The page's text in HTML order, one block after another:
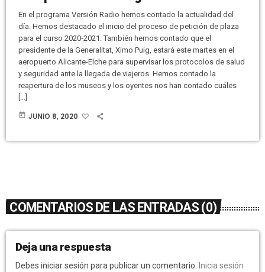
En el programa Versión Radio hemos contado la actualidad del
día. Hemos destacado el inicio del proceso de petición de plaza
para el curso 2020-2021. También hemos contado que el
presidente de la Generalitat, Ximo Puig, estará este martes en el
aeropuerto Alicante-Elche para supervisar los protocolos de salud
y seguridad ante la llegada de viajeros. Hemos contado la
reapertura de los museos y los oyentes nos han contado cuáles
[…]
today JUNIO 8, 2020
COMENTARIOS DE LAS ENTRADAS (0)
Deja una respuesta
Debes iniciar sesión para publicar un comentario.
Inicia sesión